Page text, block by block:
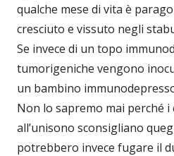
qualche mese di vita è
cresciuto e vissuto negli
Se invece di un topo
tumorigeniche vengono
un bambino
Non lo sapremo mai perché i
all’unisono sconsigliano
potrebbero invece fugare il